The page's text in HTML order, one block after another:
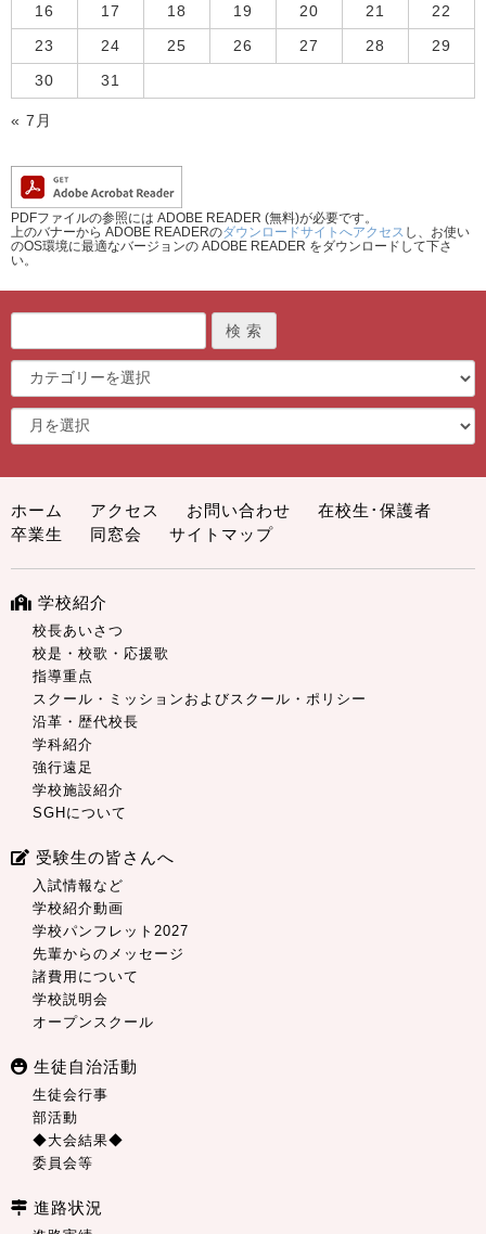
16 17 18 19 20 21 22
23 24 25 26 27 28 29
30 31
« 7月
PDFファイルの参照には ADOBE READER (無料)が必要です。
上のバナーから ADOBE READERのダウンロードサイトへアクセス し、お使い
のOS環境に最適なバージョンの ADOBE READER をダウンロードして下さ
い。
ホーム アクセス お問い合わせ
在校生･保護者
卒業生
同窓会 サイトマップ
学校紹介
校長あいさつ
校是・校歌・応援歌
指導重点
スクール・ミッションおよびスクール・ポリシー
沿革・歴代校長
学科紹介
強行遠足
学校施設紹介
SGHについて
受験生の皆さんへ
入試情報など
学校紹介動画
学校パンフレット2027
先輩からのメッセージ
諸費用について
学校説明会
オープンスクール
生徒自治活動
生徒会行事
部活動
◆大会結果◆
委員会等
進路状況